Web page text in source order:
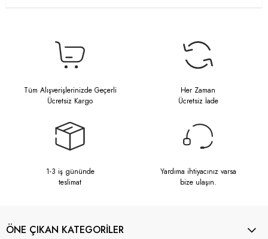
Tüm Alışverişlerinizde Geçerli
Ücretsiz Kargo
Her Zaman
Ücretsiz İade
1-3 iş gününde
teslimat
Yardıma ihtiyacınız varsa
bize ulaşın.
ÖNE ÇIKAN KATEGORİLER